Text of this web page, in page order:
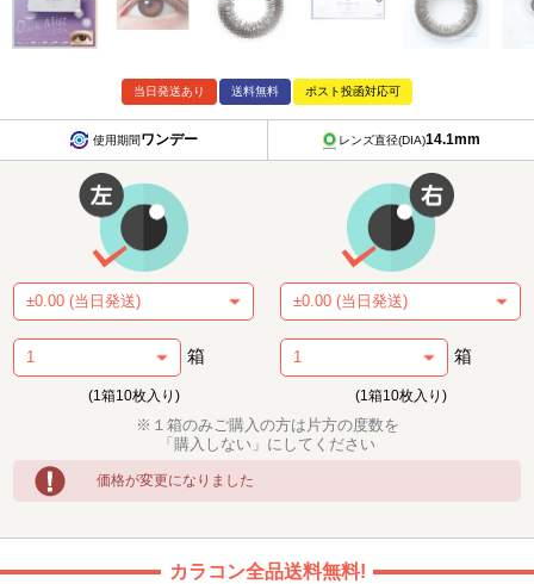
当日発送あり 送料無料 ポスト投函対応可
使用期間ワンデー レンズ直径(DIA)14.1mm
箱
(1箱10枚入り)
箱
(1箱10枚入り)
※１箱のみご購入の方は片方の度数を
「購入しない」にしてください
価格が変更になりました
カラコン全品送料無料!